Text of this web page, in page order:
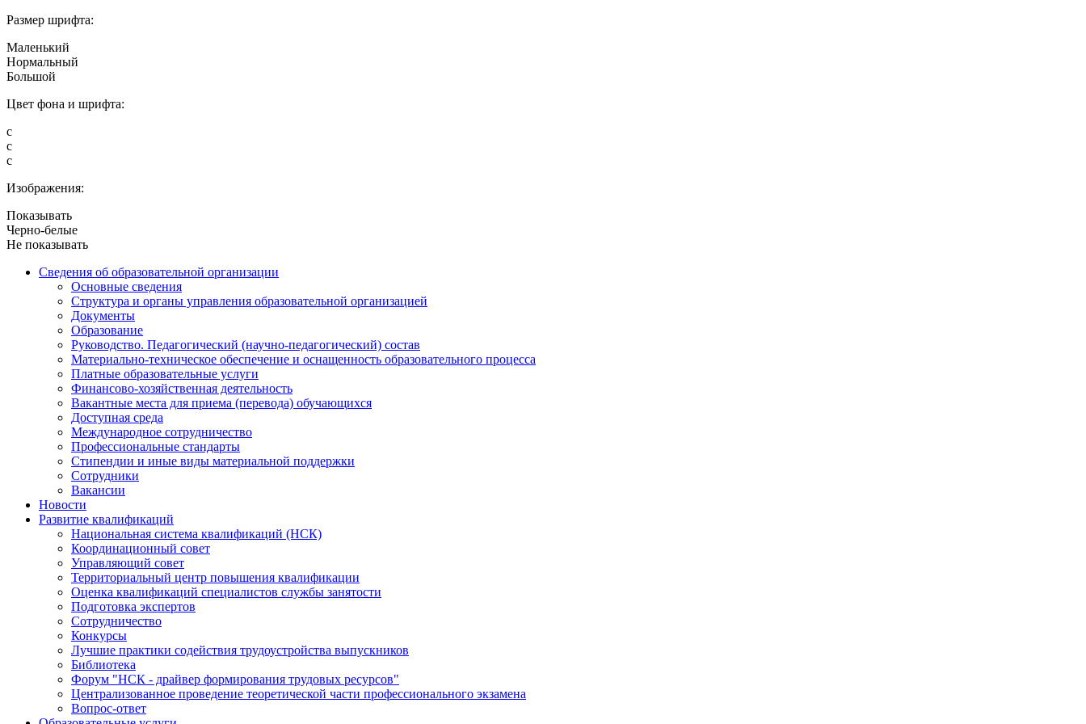
Размер шрифта:
Маленький
Нормальный
Большой
Цвет фона и шрифта:
с
с
с
Изображения:
Показывать
Черно-белые
Не показывать
Сведения об образовательной организации
Основные сведения
Структура и органы управления образовательной организацией
Документы
Образование
Руководство. Педагогический (научно-педагогический) состав
Материально-техническое обеспечение и оснащенность образовательного процесса
Платные образовательные услуги
Финансово-хозяйственная деятельность
Вакантные места для приема (перевода) обучающихся
Доступная среда
Международное сотрудничество
Профессиональные стандарты
Стипендии и иные виды материальной поддержки
Сотрудники
Вакансии
Новости
Развитие квалификаций
Национальная система квалификаций (НСК)
Координационный совет
Управляющий совет
Территориальный центр повышения квалификации
Оценка квалификаций специалистов службы занятости
Подготовка экспертов
Сотрудничество
Конкурсы
Лучшие практики содействия трудоустройства выпускников
Библиотека
Форум "НСК - драйвер формирования трудовых ресурсов"
Централизованное проведение теоретической части профессионального экзамена
Вопрос-ответ